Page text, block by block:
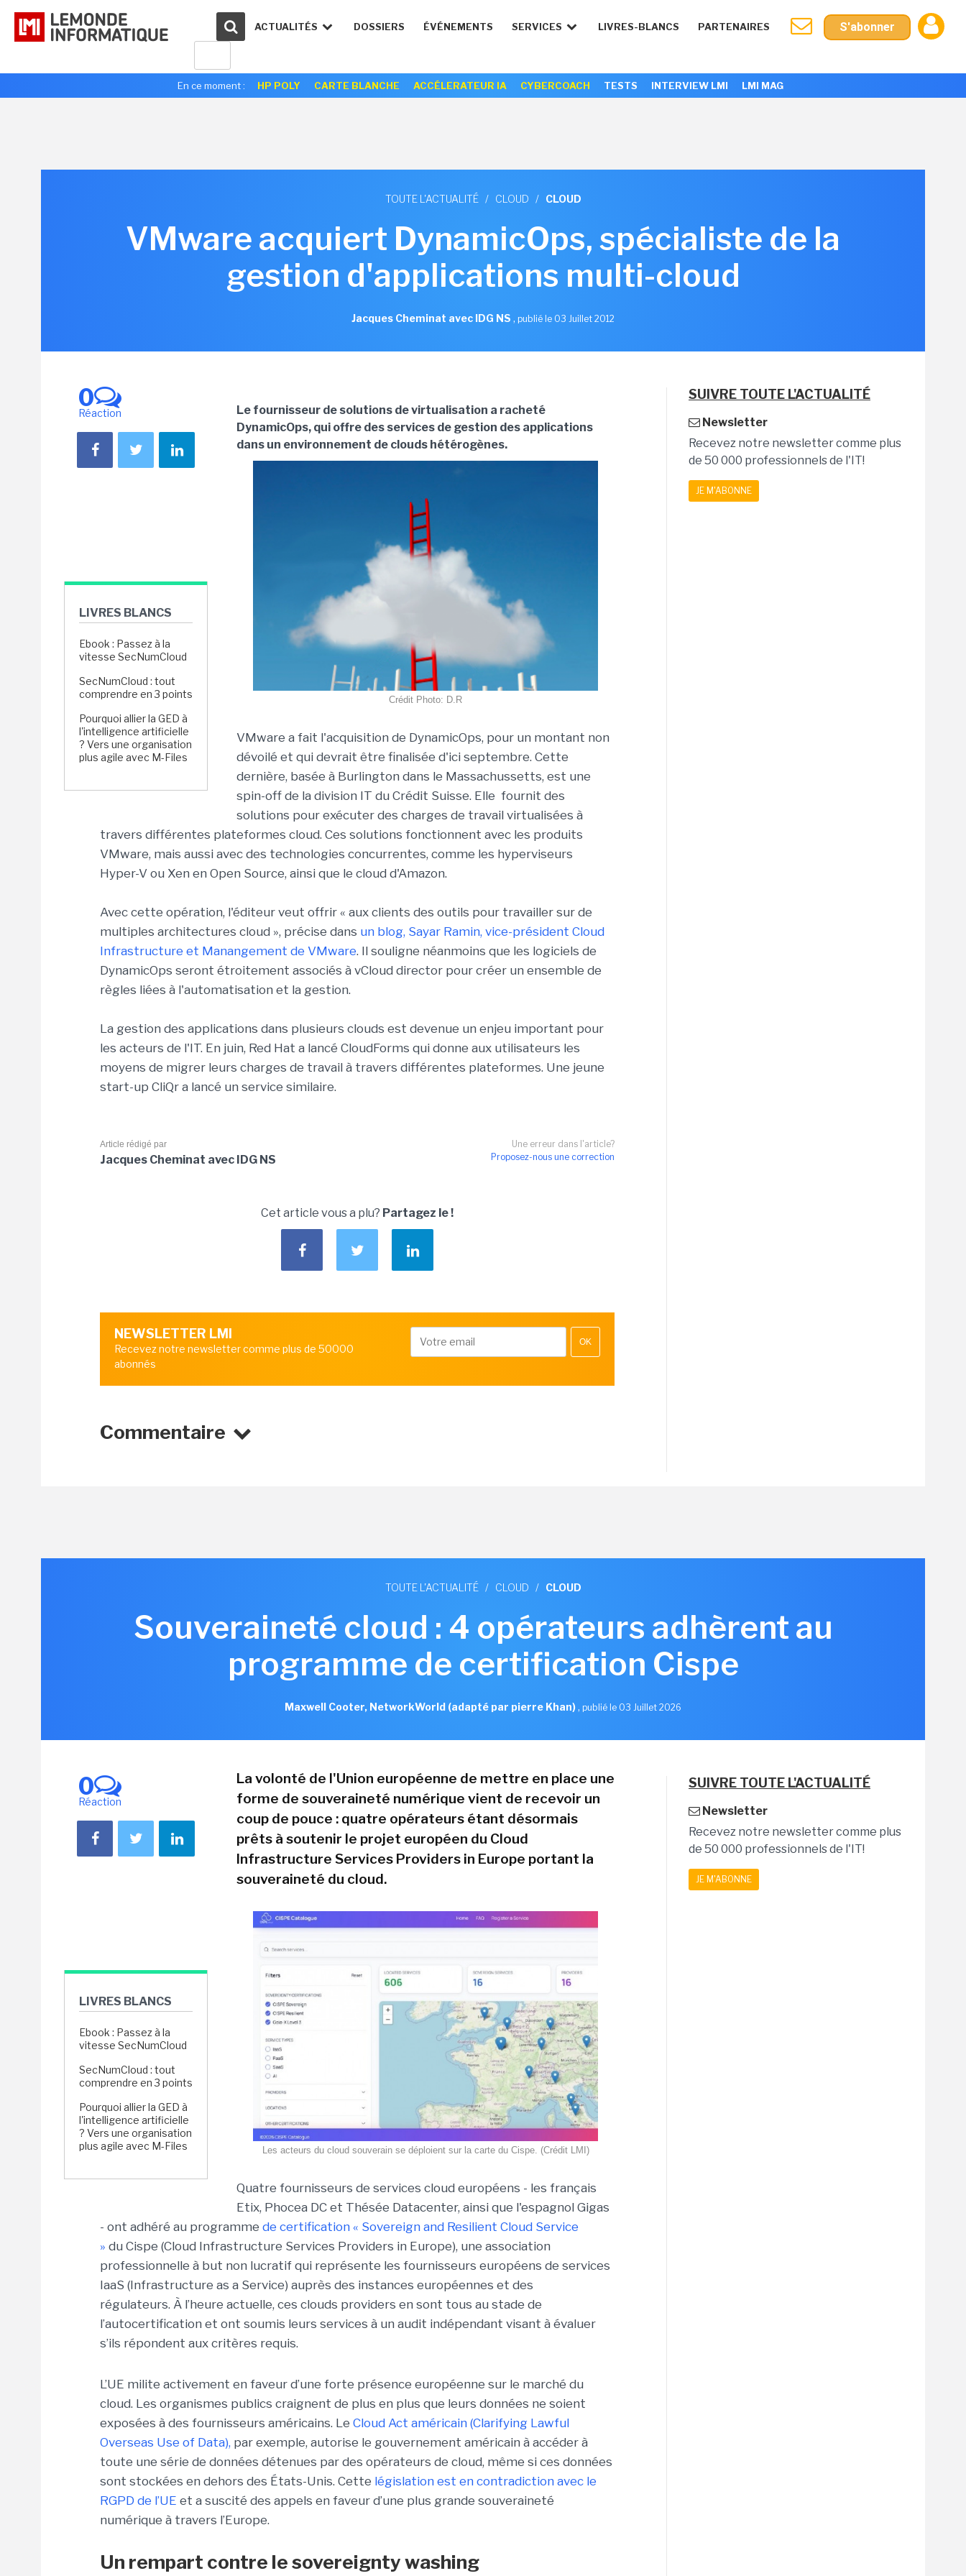
ACTUALITÉS DOSSIERS ÉVÉNEMENTS SERVICES LIVRES-BLANCS PARTENAIRES S'abonner
En ce moment : HP POLY CARTE BLANCHE ACCÉLERATEUR IA CYBERCOACH TESTS INTERVIEW LMI LMI MAG
TOUTE L'ACTUALITÉ / CLOUD / CLOUD
VMware acquiert DynamicOps, spécialiste de la
gestion d'applications multi-cloud
Jacques Cheminat avec IDG NS , publié le 03 Juillet 2012
0
Réaction
LIVRES BLANCS
Ebook : Passez à la
vitesse SecNumCloud
SecNumCloud : tout
comprendre en 3 points
Pourquoi allier la GED à
l'intelligence artificielle
? Vers une organisation
plus agile avec M-Files
Le fournisseur de solutions de virtualisation a racheté
DynamicOps, qui offre des services de gestion des applications
dans un environnement de clouds hétérogènes.
Crédit Photo: D.R
VMware a fait l'acquisition de DynamicOps, pour un montant non
dévoilé et qui devrait être finalisée d'ici septembre. Cette
dernière, basée à Burlington dans le Massachussetts, est une
spin-off de la division IT du Crédit Suisse. Elle fournit des
solutions pour exécuter des charges de travail virtualisées à
travers différentes plateformes cloud. Ces solutions fonctionnent avec les produits
VMware, mais aussi avec des technologies concurrentes, comme les hyperviseurs
Hyper-V ou Xen en Open Source, ainsi que le cloud d'Amazon.
Avec cette opération, l'éditeur veut offrir « aux clients des outils pour travailler sur de
multiples architectures cloud », précise dans un blog, Sayar Ramin, vice-président Cloud
Infrastructure et Manangement de VMware. Il souligne néanmoins que les logiciels de
DynamicOps seront étroitement associés à vCloud director pour créer un ensemble de
règles liées à l'automatisation et la gestion.
La gestion des applications dans plusieurs clouds est devenue un enjeu important pour
les acteurs de l'IT. En juin, Red Hat a lancé CloudForms qui donne aux utilisateurs les
moyens de migrer leurs charges de travail à travers différentes plateformes. Une jeune
start-up CliQr a lancé un service similaire.
Une erreur dans l'article?
Proposez-nous une correction
Article rédigé par
Jacques Cheminat avec IDG NS
Cet article vous a plu? Partagez le !
NEWSLETTER LMI
Recevez notre newsletter comme plus de 50000
abonnés
OK
Commentaire
SUIVRE TOUTE L'ACTUALITÉ
Newsletter
Recevez notre newsletter comme plus
de 50 000 professionnels de l'IT!
JE M'ABONNE
TOUTE L'ACTUALITÉ / CLOUD / CLOUD
Souveraineté cloud : 4 opérateurs adhèrent au
programme de certification Cispe
Maxwell Cooter, NetworkWorld (adapté par pierre Khan), publié le 03 Juillet 2026
0
Réaction
LIVRES BLANCS
Ebook : Passez à la
vitesse SecNumCloud
SecNumCloud : tout
comprendre en 3 points
Pourquoi allier la GED à
l'intelligence artificielle
? Vers une organisation
plus agile avec M-Files
La volonté de l'Union européenne de mettre en place une
forme de souveraineté numérique vient de recevoir un
coup de pouce : quatre opérateurs étant désormais
prêts à soutenir le projet européen du Cloud
Infrastructure Services Providers in Europe portant la
souveraineté du cloud.
Les acteurs du cloud souverain se déploient sur la carte du Cispe. (Crédit LMI)
Quatre fournisseurs de services cloud européens - les français
Etix, Phocea DC et Thésée Datacenter, ainsi que l'espagnol Gigas
- ont adhéré au programme de certification « Sovereign and Resilient Cloud Service
» du Cispe (Cloud Infrastructure Services Providers in Europe), une association
professionnelle à but non lucratif qui représente les fournisseurs européens de services
IaaS (Infrastructure as a Service) auprès des instances européennes et des
régulateurs. À l’heure actuelle, ces clouds providers en sont tous au stade de
l’autocertification et ont soumis leurs services à un audit indépendant visant à évaluer
s’ils répondent aux critères requis.
L’UE milite activement en faveur d’une forte présence européenne sur le marché du
cloud. Les organismes publics craignent de plus en plus que leurs données ne soient
exposées à des fournisseurs américains. Le Cloud Act américain (Clarifying Lawful
Overseas Use of Data), par exemple, autorise le gouvernement américain à accéder à
toute une série de données détenues par des opérateurs de cloud, même si ces données
sont stockées en dehors des États-Unis. Cette législation est en contradiction avec le
RGPD de l’UE et a suscité des appels en faveur d’une plus grande souveraineté
numérique à travers l’Europe.
Un rempart contre le sovereignty washing
SUIVRE TOUTE L'ACTUALITÉ
Newsletter
Recevez notre newsletter comme plus
de 50 000 professionnels de l'IT!
JE M'ABONNE